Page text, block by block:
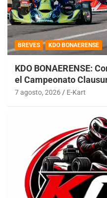
BREVES KDO BONAERENSE
KDO BONAERENSE:
el Campeonato
7 agosto, 2026 E-Kart